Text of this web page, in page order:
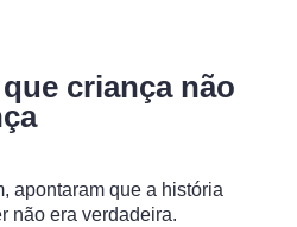
criança não
apontaram que a história
não era verdadeira.